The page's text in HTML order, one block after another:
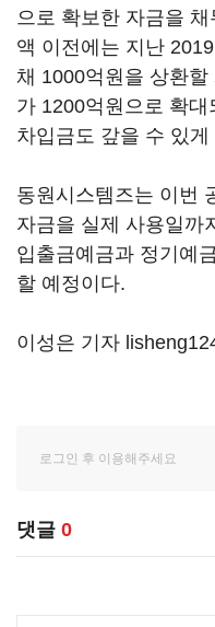
으로 확보한 자금을
액 이전에는 지난
채 1000억원을 상환
가 1200억원으로 확
차입금도 갚을 수 있게
동원시스템즈는 이번
자금을 실제 사용일까
입출금예금과 정기예
할 예정이다.
이성은 기자
댓글 0